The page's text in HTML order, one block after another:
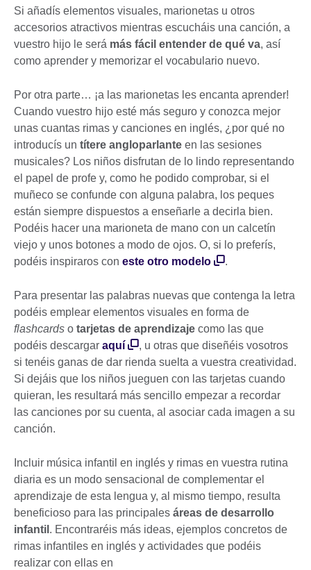
Si añadís elementos visuales, marionetas u otros
accesorios atractivos mientras escucháis una canción, a
vuestro hijo le será más fácil entender de qué va, así
como aprender y memorizar el vocabulario nuevo.
Por otra parte… ¡a las marionetas les encanta aprender!
Cuando vuestro hijo esté más seguro y conozca mejor
unas cuantas rimas y canciones en inglés, ¿por qué no
introducís un títere angloparlante en las sesiones
musicales? Los niños disfrutan de lo lindo representando
el papel de profe y, como he podido comprobar, si el
muñeco se confunde con alguna palabra, los peques
están siempre dispuestos a enseñarle a decirla bien.
Podéis hacer una marioneta de mano con un calcetín
viejo y unos botones a modo de ojos. O, si lo preferís,
podéis inspiraros con este otro modelo .
Para presentar las palabras nuevas que contenga la letra
podéis emplear elementos visuales en forma de
flashcards o tarjetas de aprendizaje como las que
podéis descargar aquí
, u otras que diseñéis vosotros
si tenéis ganas de dar rienda suelta a vuestra creatividad.
Si dejáis que los niños jueguen con las tarjetas cuando
quieran, les resultará más sencillo empezar a recordar
las canciones por su cuenta, al asociar cada imagen a su
canción.
Incluir música infantil en inglés y rimas en vuestra rutina
diaria es un modo sensacional de complementar el
aprendizaje de esta lengua y, al mismo tiempo, resulta
beneficioso para las principales áreas de desarrollo
infantil . Encontraréis más ideas, ejemplos concretos de
rimas infantiles en inglés y actividades que podéis
realizar con ellas en